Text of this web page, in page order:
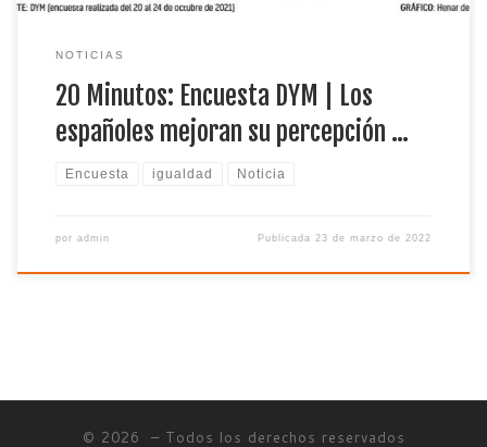
NOTICIAS
20 Minutos: Encuesta DYM | Los
españoles mejoran su percepción …
Encuesta igualdad Noticia
por admin Publicada23 de marzo de 2022
© 2026 – Todos los derechos reservados